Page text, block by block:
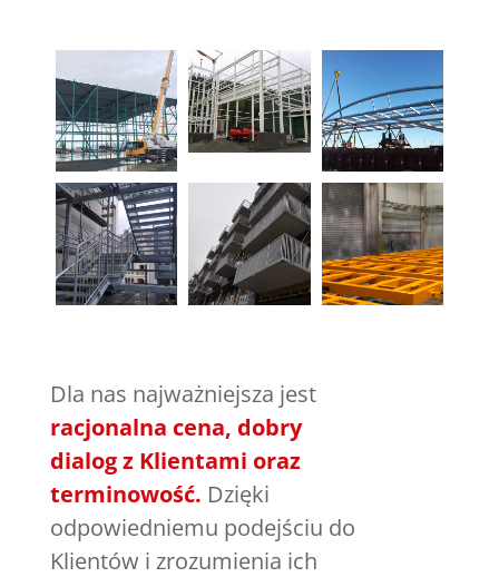
Dla nas najważniejsza jest
racjonalna cena, dobry
dialog z Klientami oraz
terminowość. Dzięki
odpowiedniemu podejściu do
Klientów i zrozumienia ich